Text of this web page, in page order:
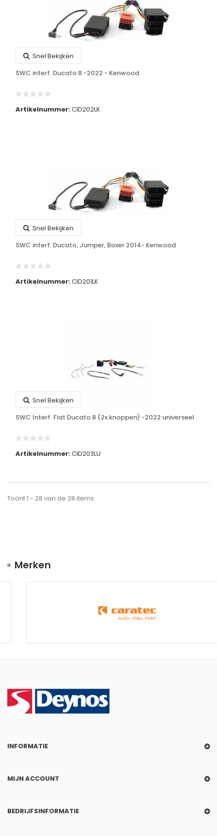
Snel Bekijken
SWC interf. Ducato 8 -2022 - Kenwood
Artikelnummer:CID202LK
Snel Bekijken
SWC interf. Ducato, Jumper, Boxer 2014- Kenwood
Artikelnummer:CID201LK
Snel Bekijken
SWC Interf. Fiat Ducato 8 (2x knoppen) -2022 universeel
Artikelnummer:CID203LU
Toont 1 - 28 van de 28 items
Merken
INFORMATIE
MIJN ACCOUNT
BEDRIJFSINFORMATIE